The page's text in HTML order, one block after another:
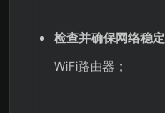
检查并确保网络稳定
WiFi路由器；